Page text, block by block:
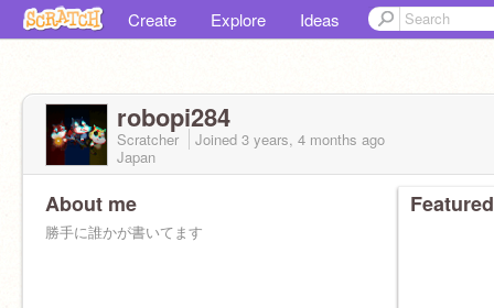
Create Explore Ideas
robopi284
Scratcher Joined 3 years, 4 months ago
Japan
About me
勝手に誰かが書いてます